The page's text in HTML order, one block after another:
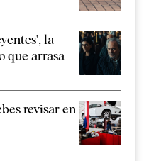
la
que arrasa
revisar en